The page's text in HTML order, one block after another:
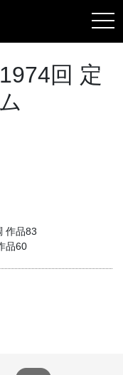
回 定
作品83
品60